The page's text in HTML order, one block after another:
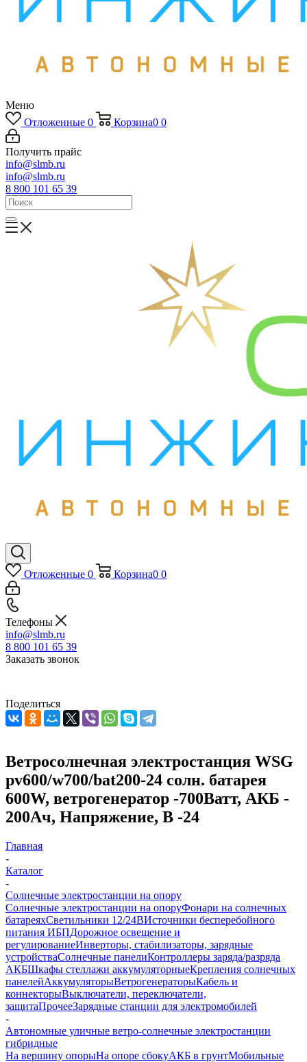
Меню
Отложенные 0 Корзина0 0
Получить прайс
info@slmb.ru
info@slmb.ru
8 800 101 65 39
Отложенные 0 Корзина0 0
Телефоны
info@slmb.ru
8 800 101 65 39
Заказать звонок
Поделиться
Ветросолнечная электростанция WSG
pv600/w700/bat200-24 солн. батарея
600W, ветрогенератор -700Ватт, АКБ -
200Ач, Напряжение, В -24
Главная
-
Каталог
-
Солнечные электростанции на опору
Солнечные электростанции на опоруФонари на солнечных
батареяхСветильники 12/24ВИсточники бесперебойного
питания ИБПДорожное освещение и
регулированиеИнверторы, стабилизаторы, зарядные
устройстваСолнечные панелиКонтроллеры заряда/разряда
АКБШкафы стеллажи аккумуляторныеКрепления солнечных
панелейАккумуляторыВетрогенераторыКабель и
коннекторыВыключатели, переключатели,
защитаПрочееЗарядные станции для электромобилей
-
Автономные уличные ветро-солнечные электростанции
гибридные
На вершину опорыНа опоре сбокуАКБ в грунтМобильные